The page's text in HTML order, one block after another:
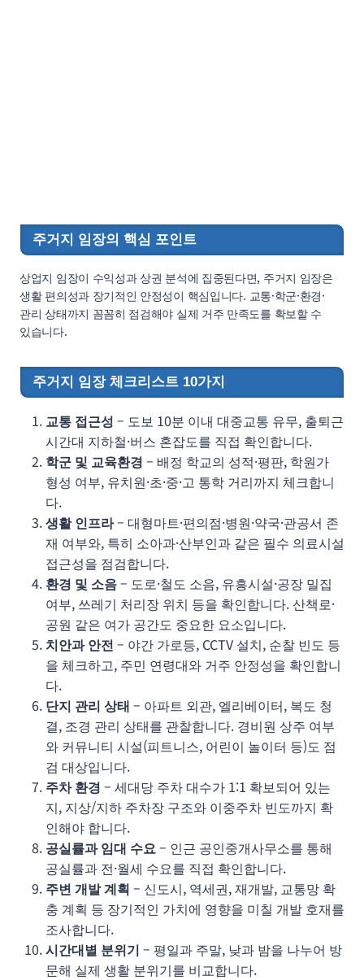
주거지 임장의 핵심 포인트
상업지 임장이 수익성과 상권 분석에 집중된다면, 주거지 임장은
생활 편의성과 장기적인 안정성이 핵심입니다. 교통·학군·환경·
관리 상태까지 꼼꼼히 점검해야 실제 거주 만족도를 확보할 수
있습니다.
주거지 임장 체크리스트 10가지
교통 접근성 – 도보 10분 이내 대중교통 유무, 출퇴근
시간대 지하철·버스 혼잡도를 직접 확인합니다.
학군 및 교육환경 – 배정 학교의 성적·평판, 학원가
형성 여부, 유치원·초·중·고 통학 거리까지 체크합니
다.
생활 인프라– 대형마트·편의점·병원·약국·관공서 존
재 여부와, 특히 소아과·산부인과 같은 필수 의료시설
접근성을 점검합니다.
환경 및 소음– 도로·철도 소음, 유흥시설·공장 밀집
여부, 쓰레기 처리장 위치 등을 확인합니다. 산책로·
공원 같은 여가 공간도 중요한 요소입니다.
치안과 안전 – 야간 가로등, CCTV 설치, 순찰 빈도 등
을 체크하고, 주민 연령대와 거주 안정성을 확인합니
다.
단지 관리 상태 – 아파트 외관, 엘리베이터, 복도 청
결, 조경 관리 상태를 관찰합니다. 경비원 상주 여부
와 커뮤니티 시설(피트니스, 어린이 놀이터 등)도 점
검 대상입니다.
주차 환경 – 세대당 주차 대수가 1:1 확보되어 있는
지, 지상/지하 주차장 구조와 이중주차 빈도까지 확
인해야 합니다.
공실률과 임대 수요– 인근 공인중개사무소를 통해
공실률과 전·월세 수요를 직접 확인합니다.
주변 개발 계획 – 신도시, 역세권, 재개발, 교통망 확
충 계획 등 장기적인 가치에 영향을 미칠 개발 호재를
조사합니다.
시간대별 분위기 – 평일과 주말, 낮과 밤을 나누어 방
문해 실제 생활 분위기를 비교합니다.